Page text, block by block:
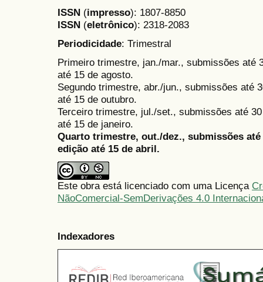
ISSN (impresso): 1807-8850
ISSN (eletrônico): 2318-2083
Periodicidade: Trimestral
Primeiro trimestre, jan./mar., submissões até
até 15 de agosto.
Segundo trimestre, abr./jun., submissões até
até 15 de outubro.
Terceiro trimestre, jul./set., submissões até
até 15 de janeiro.
Quarto trimestre, out./dez., submissões
edição até 15 de abril.
Este obra está licenciado com uma Licença
NãoComercial-SemDerivações 4.0
Indexadores